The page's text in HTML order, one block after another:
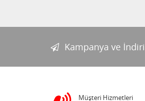
Kampanya ve
Müşteri Hizmetleri